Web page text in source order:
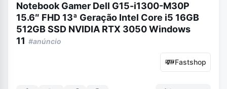
Notebook Gamer Dell G15-i1300-M30P
15.6″ FHD 13ª Geração Intel Core i5 16GB
512GB SSD NVIDIA RTX 3050 Windows
11 #anúncio
Fastshop